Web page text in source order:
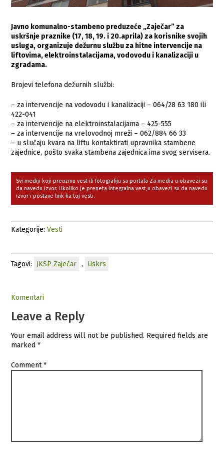
Javno komunalno-stambeno preduzeće „Zaječar” za
uskršnje praznike (17, 18, 19. i 20.aprila) za korisnike svojih
usluga, organizuje dežurnu službu za hitne intervencije na
liftovima, elektroinstalacijama, vodovodu i kanalizaciji u
zgradama.
Brojevi telefona dežurnih službi:
– za intervencije na vodovodu i kanalizaciji – 064/28 63 180 ili
422-041
– za intervencije na elektroinstalacijama – 425-555
– za intervencije na vrelovodnoj mreži – 062/884 66 33
– u slučaju kvara na liftu kontaktirati upravnika stambene
zajednice, pošto svaka stambena zajednica ima svog servisera.
Svi mediji koji preuzmu vest ili fotografiju sa portala Za media u obavezi su
da navedu izvor. Ukoliko je preneta integralna vest,u obavezi su da navedu
izvor i postave link ka toj vesti.
Kategorije:Vesti
Tagovi: JKSP Zaječar , Uskrs
Komentari
Leave a Reply
Your email address will not be published. Required fields are
marked*
Comment*